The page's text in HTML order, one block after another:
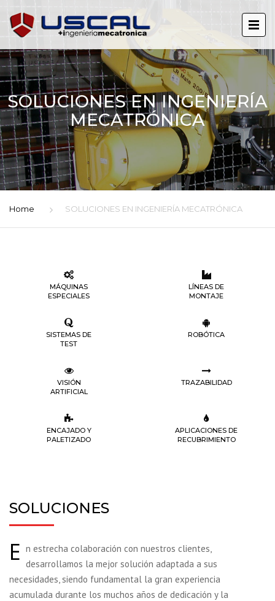
SOLUCIONES EN INGENIERÍA
MECATRÓNICA
Home SOLUCIONES EN INGENIERÍA MECATRÓNICA
MÁQUINAS
ESPECIALES
LÍNEAS DE
MONTAJE
SISTEMAS DE
TEST
ROBÓTICA
VISIÓN
ARTIFICIAL
TRAZABILIDAD
ENCAJADO Y
PALETIZADO
APLICACIONES DE
RECUBRIMIENTO
SOLUCIONES
E n estrecha colaboración con nuestros clientes,
desarrollamos la mejor solución adaptada a sus
necesidades, siendo fundamental la gran experiencia
acumulada durante los muchos años de dedicación y la